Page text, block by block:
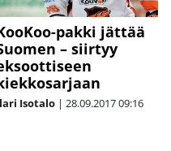
pakki jättää
– siirtyy
Isotalo | 28.09.201709:16